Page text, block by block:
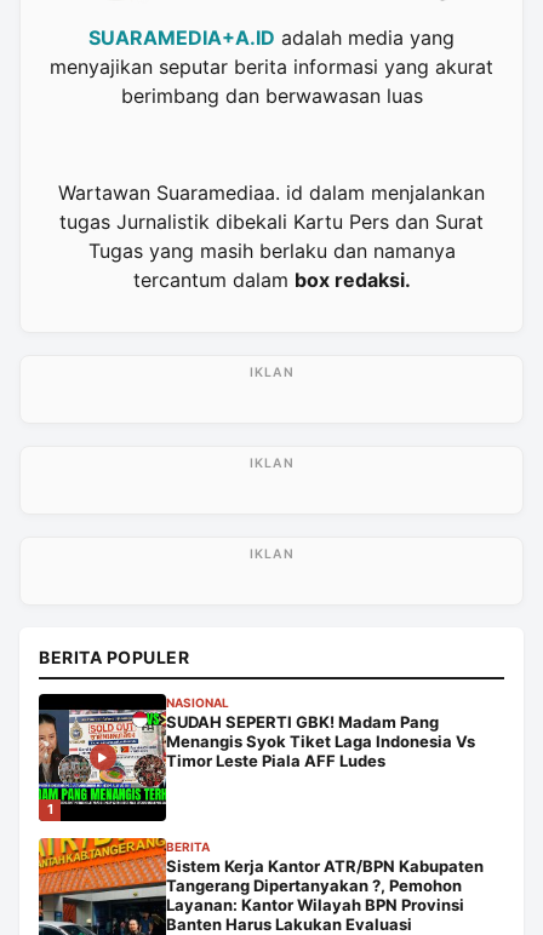
SUARAMEDIA+A.ID adalah media yang
menyajikan seputar berita informasi yang akurat
berimbang dan berwawasan luas
Wartawan Suaramediaa. id dalam menjalankan
tugas Jurnalistik dibekali Kartu Pers dan Surat
Tugas yang masih berlaku dan namanya
tercantum dalam box redaksi.
BERITA POPULER
1
NASIONAL
SUDAH SEPERTI GBK! Madam Pang
Menangis Syok Tiket Laga Indonesia Vs
Timor Leste Piala AFF Ludes
BERITA
Sistem Kerja Kantor ATR/BPN Kabupaten
Tangerang Dipertanyakan ?, Pemohon
Layanan: Kantor Wilayah BPN Provinsi
Banten Harus Lakukan Evaluasi